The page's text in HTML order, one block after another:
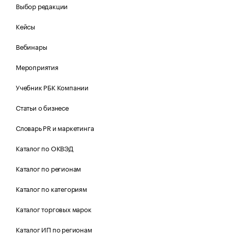
Выбор редакции
Кейсы
Вебинары
Мероприятия
Учебник РБК Компании
Статьи о бизнесе
Словарь PR и маркетинга
Каталог по ОКВЭД
Каталог по регионам
Каталог по категориям
Каталог торговых марок
Каталог ИП по регионам